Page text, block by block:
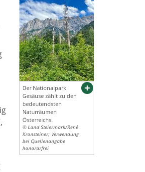
Der Nationalpark
Gesäuse zählt zu den
bedeutendsten
Naturräumen
Österreichs.
© Land Steiermark/René
Kronsteiner; Verwendung
bei Quellenangabe
honorarfrei